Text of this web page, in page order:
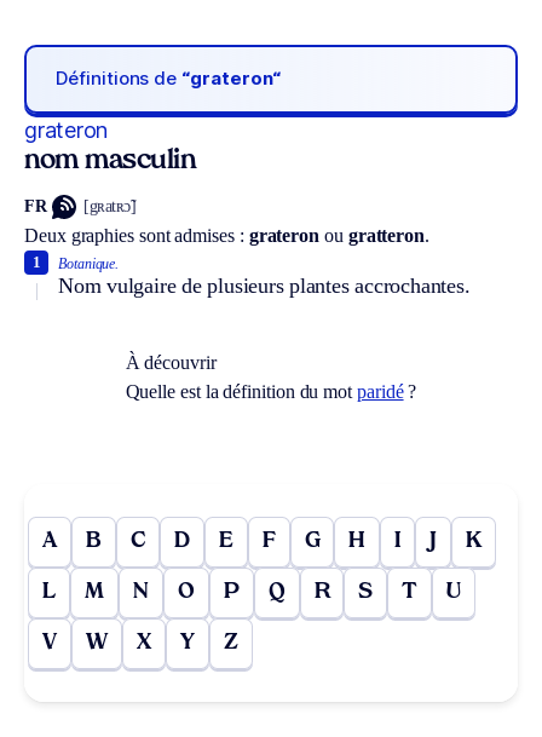
Définitions de “grateron“
grateron
nom masculin
FR [gʀatʀɔ̃]
Deux graphies sont admises : grateron ou gratteron.
Botanique.
Nom vulgaire de plusieurs plantes accrochantes.
1
À découvrir
Quelle est la définition du motparidé?
A B C D E F G H I J K
L M N O P Q R S T U
V W X Y Z